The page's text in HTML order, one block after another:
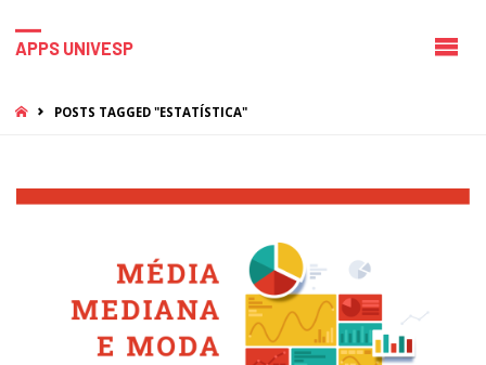
APPS UNIVESP
HOMEPOSTS TAGGED "ESTATÍSTICA"